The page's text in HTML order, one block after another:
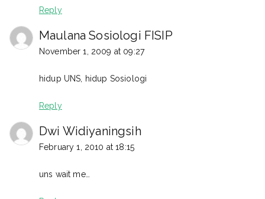
Reply
Maulana Sosiologi FISIP
November 1, 2009 at 09:27
hidup UNS, hidup Sosiologi
Reply
Dwi Widiyaningsih
February 1, 2010 at 18:15
uns wait me…